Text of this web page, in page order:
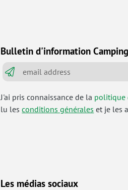
Bulletin d'information
J'ai pris connaissance de la politique
lu lesconditions générales et je les
Les médias sociaux